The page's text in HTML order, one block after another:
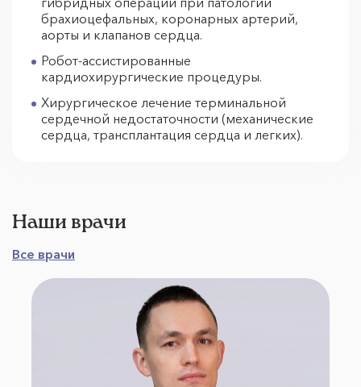
брахиоцефальных, коронарных артерий,
аорты и клапанов сердца.
Робот-ассистированные
кардиохирургические процедуры.
Хирургическое лечение терминальной
сердечной недостаточности (механические
сердца, трансплантация сердца и легких).
Наши врачи
Все врачи